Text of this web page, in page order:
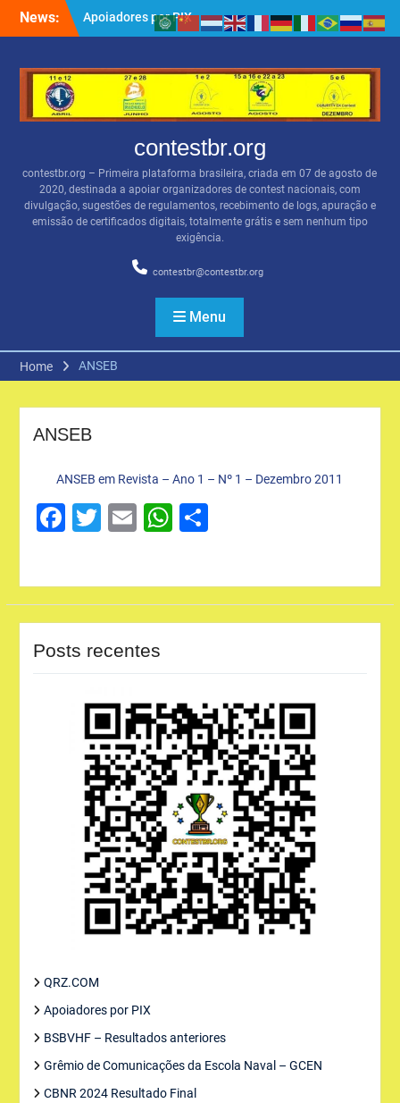
News:
BSBVHF – Resultados
anteriores
Apoiadores por PIX
contestbr.org
contestbr.org – Primeira plataforma brasileira, criada em 07 de agosto de
2020, destinada a apoiar organizadores de contest nacionais, com
divulgação, sugestões de regulamentos, recebimento de logs, apuração e
emissão de certificados digitais, totalmente grátis e sem nenhum tipo
exigência.
contestbr@contestbr.org
Menu
Home ANSEB
ANSEB
ANSEB em Revista – Ano 1 – Nº 1 – Dezembro 2011
Facebook
Twitter
EmailWhatsApp
Share
Posts recentes
QRZ.COM
Apoiadores por PIX
BSBVHF – Resultados anteriores
Grêmio de Comunicações da Escola Naval – GCEN
CBNR 2024 Resultado Final